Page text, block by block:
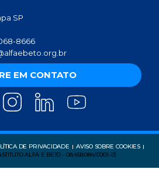
SP
8666
EM CONTATO
DE PRIVACIDADE
AVISO SOBRE COOKIES
ALFA E BETO - 08.458.084/0001-13